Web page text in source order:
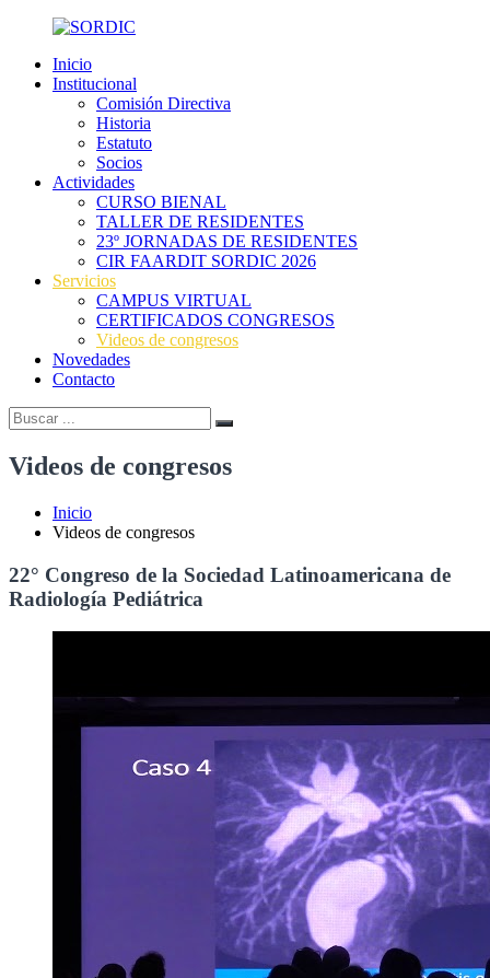
content
SORDIC
Sociedad
Radiología
Diagnóstico
Inicio
Institucional
Comisión Directiva
Historia
Estatuto
Socios
Actividades
CURSO BIENAL
TALLER DE RESIDENTES
23º JORNADAS DE RESIDENTES
CIR FAARDIT SORDIC 2026
Servicios
CAMPUS VIRTUAL
CERTIFICADOS CONGRESOS
Videos de congresos
Novedades
Contacto
Buscar:
Buscar
Videos de congresos
Inicio
Videos de congresos
22° Congreso de la Sociedad Latinoamericana de
Radiología Pediátrica